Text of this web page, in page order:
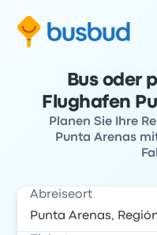
Bus oder
Flughafen
Planen Sie Ihre
Punta Arenas
Abreiseort